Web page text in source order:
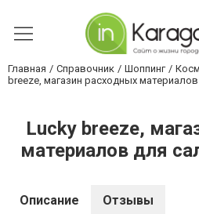
Главная Справочник Шоппинг
breeze, магазин расходных
Lucky breeze,
материалов для
Описание Отзывы